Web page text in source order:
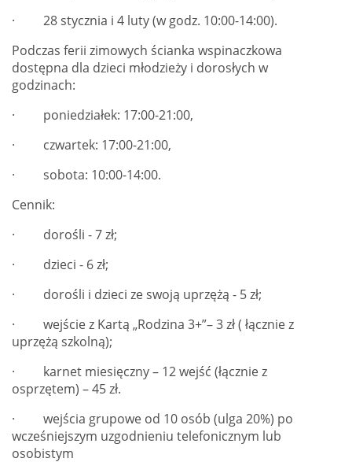
· 28 stycznia i 4 luty (w godz. 10:00-14:00).
Podczas ferii zimowych ścianka wspinaczkowa
dostępna dla dzieci młodzieży i dorosłych w
godzinach:
· poniedziałek: 17:00-21:00,
· czwartek: 17:00-21:00,
· sobota: 10:00-14:00.
Cennik:
· dorośli - 7 zł;
· dzieci - 6 zł;
· dorośli i dzieci ze swoją uprzężą - 5 zł;
· wejście z Kartą „Rodzina 3+”– 3 zł ( łącznie z
uprzężą szkolną);
· karnet miesięczny – 12 wejść (łącznie z
osprzętem) – 45 zł.
· wejścia grupowe od 10 osób (ulga 20%) po
wcześniejszym uzgodnieniu telefonicznym lub
osobistym